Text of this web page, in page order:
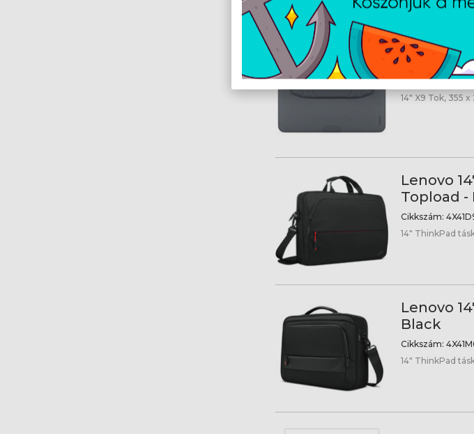
Lenovo
Cikkszám:
14" X9 Tok, 355
Lenovo
Topload -
Cikkszám:
14" ThinkPad
Lenovo
Black
Cikkszám:
14" ThinkPad